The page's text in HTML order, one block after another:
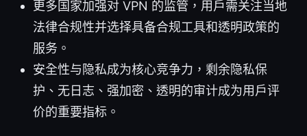
更多国家加强对 VPN 的监管，用户需关注当地
法律合规性并选择具备合规工具和透明政策的
服务。
安全性与隐私成为核心竞争力，剩余隐私保
护、无日志、强加密、透明的审计成为用户评
价的重要指标。